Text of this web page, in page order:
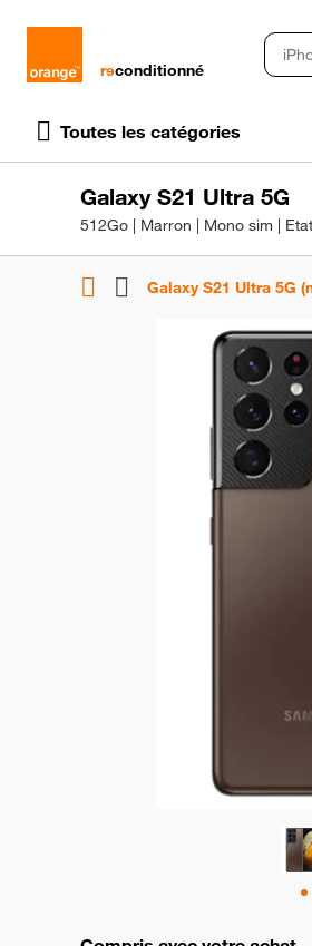
rɘconditionné
Toutes les catégories
Galaxy S21 Ultra 5G
512Go | Marron | Mono sim |
Galaxy S21 Ultra 5G